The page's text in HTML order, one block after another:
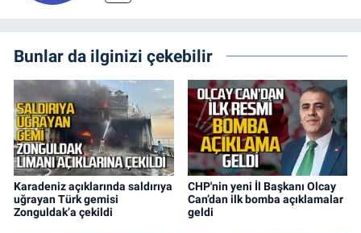
Bunlar da ilginizi çekebilir
Karadeniz açıklarında saldırıya
uğrayan Türk gemisi
Zonguldak’a çekildi
CHP'nin yeni İl Başkanı Olcay
Can’dan ilk bomba açıklamalar
geldi